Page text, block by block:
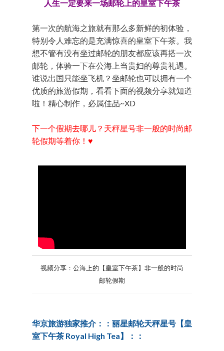
人生一定要来一场邮轮上的皇室下午茶
第一次的航海之旅就有那么多新鲜的初体验，
特别令人难忘的是充满惊喜的皇室下午茶。我
想不管有没有坐过邮轮的朋友都应该再搭一次
邮轮，体验一下在公海上当贵妇的尊贵礼遇。
谁说出国只能坐飞机？坐邮轮也可以拥有一个
优质的旅游假期，看看下面的视频分享就知道
啦！精心制作，必属佳品~XD
下一个假期去哪儿？天秤星号非一般的时尚邮
轮假期等着你！♥
视频分享：公海上的【皇室下午茶】非一般的时尚
邮轮假期
华京旅游独家推介：：丽星邮轮天秤星号【皇
室下午茶 Royal High Tea】：：